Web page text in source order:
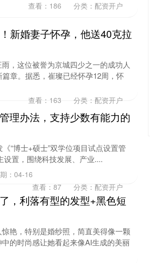
查看： 186 分类： 配资开户
新婚妻子怀孕，他送40克拉
，这位被誉为京城四少之一的成功人
章。据悉，崔璨已经怀孕12周，怀
查看： 163 分类： 配资开户
理办法，支持少数有能力的
“博士+硕士”双学位项目试点设置管
设置，围绕科技发展、产业....
：04-16
查看： 87 分类： 配资开户
，利落有型的发型+黑色短
艳，特别是婚纱照，简直美得像一颗
的时尚感让她看起来像AI生成的美丽